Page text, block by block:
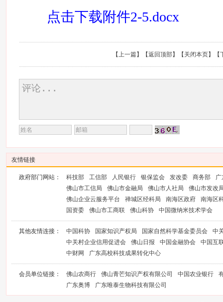
点击下载附件2-5.docx
【上一篇】【返回顶部】【 关闭本页】【
友情链接
政府部门网站： 科技部 工信部 人民银行 银保监会 发改委 商务部
广
佛山市工信局
佛山市金融局 佛山市人社局
佛山市发改
佛山企业云服务平台
禅城区经科局 南海区政府
南海区
国资委
佛山市工商联 佛山科协 中国微纳米技术学会
其他友情连接： 中国科协 国家知识产权局 国家自然科学基金委员会
中
中关村企业信用促进会
佛山日报 中国金融协会
中国互
中财网
广东高校科技成果转化中心
会员单位链接： 佛山农商行 佛山青芒知识产权有限公司 中国农业银行
广东奥博
广东唯泰生物科技有限公司